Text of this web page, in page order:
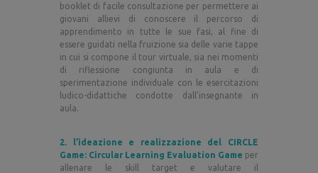
booklet di facile consultazione per permettere ai
giovani allievi di conoscere il percorso di
apprendimento in tutte le sue fasi, al fine di
essere guidati nella fruizione sia delle varie tappe
in cui si compone il tour virtuale, sia nei momenti
di riflessione congiunta in aula e di
sperimentazione individuale con le esercitazioni
ludico-didattiche condotte dall’insegnante in
aula.
2.
l’ideazione e realizzazione del CIRCLE
Game: Circular Learning Evaluation Game per
allenare le skill target e valutare il